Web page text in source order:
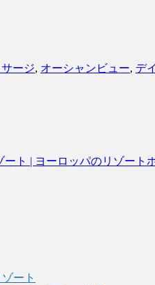
ージ, オーシャンビュー, デ
ート | ヨーロッパのリゾート
ート